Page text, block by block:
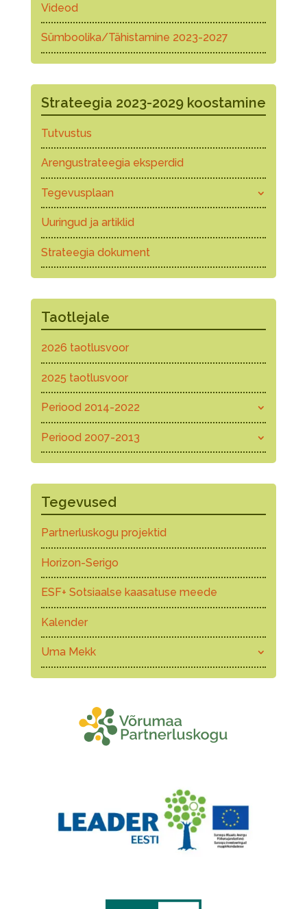
Videod
Sümboolika/Tähistamine 2023-2027
Strateegia 2023-2029 koostamine
Tutvustus
Arengustrateegia eksperdid
Tegevusplaan
Uuringud ja artiklid
Strateegia dokument
Taotlejale
2026 taotlusvoor
2025 taotlusvoor
Periood 2014-2022
Periood 2007-2013
Tegevused
Partnerluskogu projektid
Horizon-Serigo
ESF+ Sotsiaalse kaasatuse meede
Kalender
Uma Mekk